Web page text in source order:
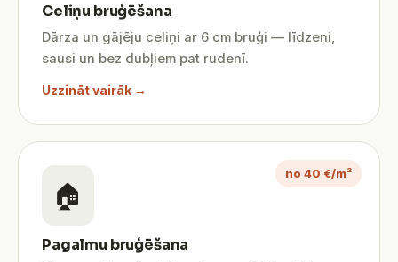
Celiņu bruģēšana
Dārza un gājēju celiņi ar 6 cm bruģi — līdzeni,
sausi un bez dubļiem pat rudenī.
Uzzināt vairāk →
no 40 €/m²
🏠
Pagalmu bruģēšana